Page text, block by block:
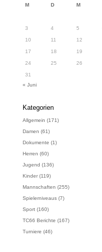
M D M
3 4 5
10 11 12
17 18 19
24 25 26
31
« Juni
Kategorien
Allgemein (171)
Damen (61)
Dokumente (1)
Herren (60)
Jugend (136)
Kinder(119)
Mannschaften (255)
Spielerniveaus(7)
Sport(160)
TC66 Berichte (167)
Turniere (46)